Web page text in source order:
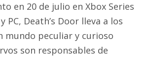
en 20 de julio en Xbox Series
PC, Death’s Door lleva a los
mundo peculiar y curioso
son responsables de